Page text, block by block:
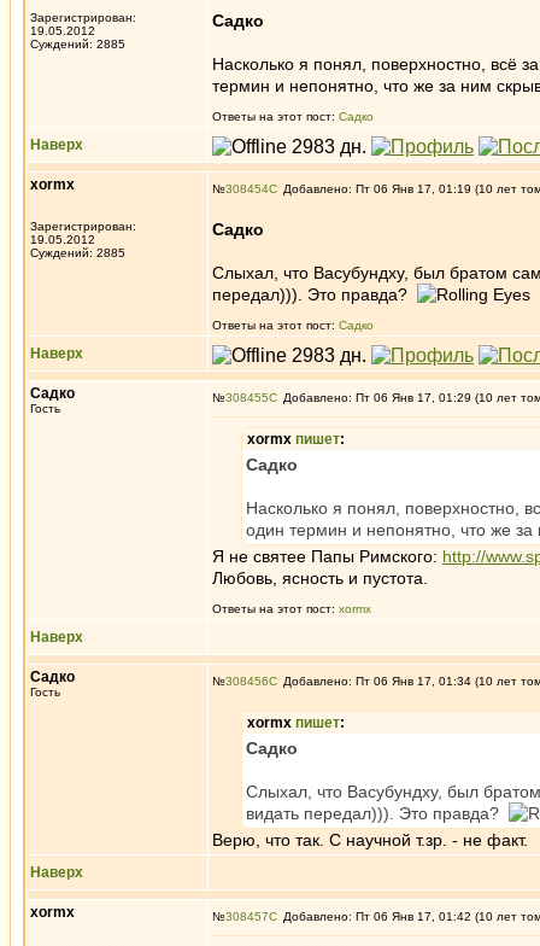
Зарегистрирован:
19.05.2012
Суждений: 2885
Садко
Насколько я понял, поверхностно, всё
термин и непонятно, что же за ним
Ответы на этот пост: Садко
Наверх
xormx
Зарегистрирован:
19.05.2012
Суждений: 2885
№308454 Добавлено: Пт 06 Янв 17, 01:19 (10 лет
Садко
Слыхал, что Васубундху, был братом
передал))). Это правда?
Ответы на этот пост: Садко
Наверх
Садко
Гость
№308455 Добавлено: Пт 06 Янв 17, 01:29 (10 лет
xormx пишет:
Садко
Насколько я понял, поверхностно,
один термин и непонятно, что же
Я не святее Папы Римского: http://
Любовь, ясность и пустота.
Ответы на этот пост: xormx
Наверх
Садко
Гость
№308456 Добавлено: Пт 06 Янв 17, 01:34 (10 лет
xormx пишет:
Садко
Слыхал, что Васубундху, был
видать передал))). Это правда?
Верю, что так. С научной т.зр. - не факт.
Наверх
xormx №308457 Добавлено: Пт 06 Янв 17, 01:42 (10 лет